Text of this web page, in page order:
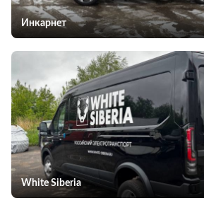
Инкарнет
White Siberia